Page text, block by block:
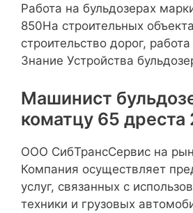
Работа на бульдозерах
850На строительных
строительство дорог,
Знание Устройства
Машинист
коматцу 65 дреста
ООО СибТрансСервис на
Компания осуществляет
услуг, связанных с
техники и грузовых